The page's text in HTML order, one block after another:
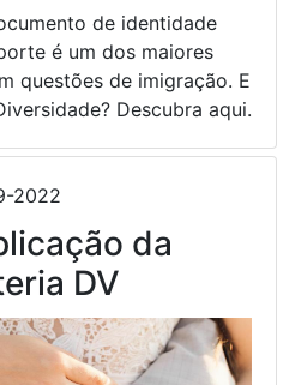
de identidade
é um dos maiores
questões de imigração. E
Descubra aqui.
2022
da
DV